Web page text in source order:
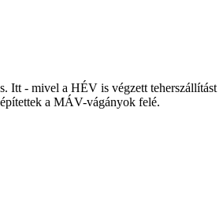
Itt - mivel a HÉV is végzett teherszállítást
a MÁV-vágányok felé.